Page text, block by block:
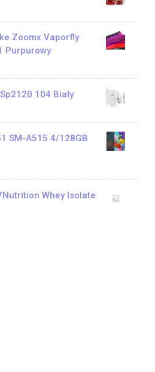
Zoomx Vaporfly
Purpurowy
104 Biały
SM-A515 4/128GB
Whey Isolate